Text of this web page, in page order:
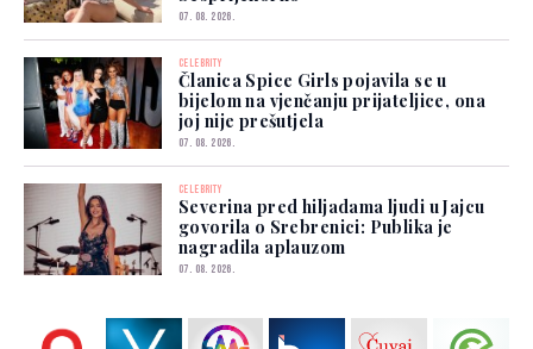
07. 08. 2026.
CELEBRITY
Članica Spice Girls pojavila se u
bijelom na vjenčanju prijateljice, ona
joj nije prešutjela
07. 08. 2026.
CELEBRITY
Severina pred hiljadama ljudi u Jajcu
govorila o Srebrenici: Publika je
nagradila aplauzom
07. 08. 2026.